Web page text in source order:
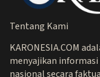
Tentang Kami
KARONESIA.COM
menyajikan
nasional secara